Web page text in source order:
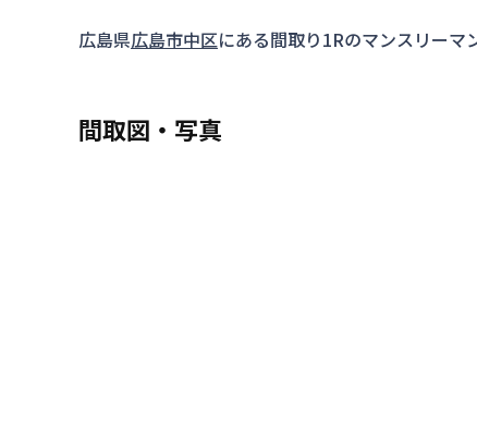
広島県広島市中区にある間取り1Rのマンスリーマ
間取図・写真